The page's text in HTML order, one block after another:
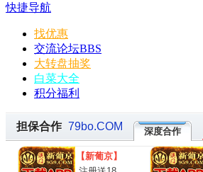
快捷导航
找优惠
交流论坛BBS
大转盘抽奖
白菜大全
积分福利